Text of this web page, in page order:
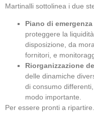
Martinalli sottolinea i due
Piano di
proteggere la
disposizione, da
fornitori, e
Riorganizzazione
delle dinamiche
di consumo
modo importante.
Per essere pronti a ripartire.